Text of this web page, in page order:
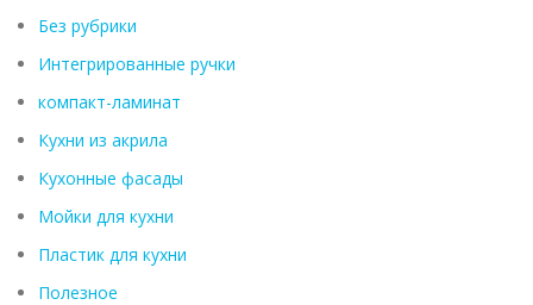
Без рубрики
Интегрированные ручки
компакт-ламинат
Кухни из акрила
Кухонные фасады
Мойки для кухни
Пластик для кухни
Полезное